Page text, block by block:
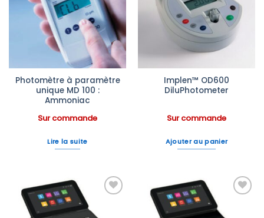
Ajouter
à la liste
d’envies
Photomètre à paramètre
unique MD 100 :
Ammoniac
Sur commande
Lire la suite
Ajouter
à la liste
d’envies
Implen™ OD600
DiluPhotometer
Sur commande
Ajouter au panier